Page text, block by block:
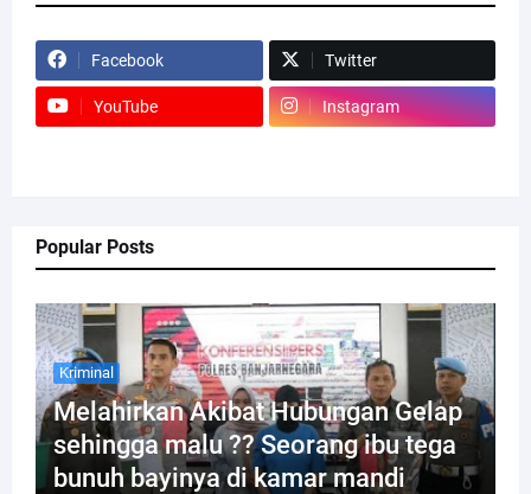
Facebook Twitter
YouTube Instagram
Popular Posts
Kriminal
Melahirkan Akibat Hubungan Gelap
sehingga malu ?? Seorang ibu tega
bunuh bayinya di kamar mandi